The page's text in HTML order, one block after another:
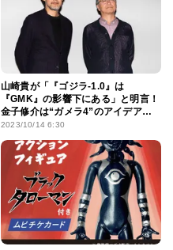
山崎貴が「『ゴジラ-1.0』は
『GMK』の影響下にある」と明言！
金子修介は“ガメラ4”のアイデアを
ポロリ
2023/10/14 6:30